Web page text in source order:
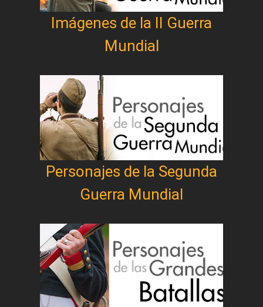
Imágenes de la II Guerra
Mundial
Personajes de la Segunda
Guerra Mundial